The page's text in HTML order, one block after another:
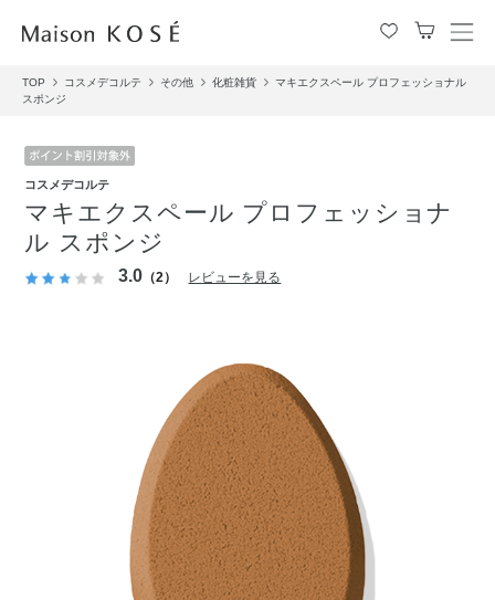
メ
ュ
TOP コスメデコルテ その他 化粧雑貨
マキエクスペール プロフェッショナル
スポンジ
コスメデコルテ
マキエクスペール プロフェッショナ
ル スポンジ
3.0 （2） レビューを見る